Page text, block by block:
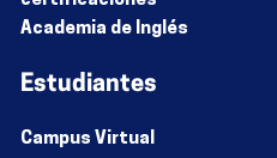
Academia de Inglés
Estudiantes
Campus Virtual